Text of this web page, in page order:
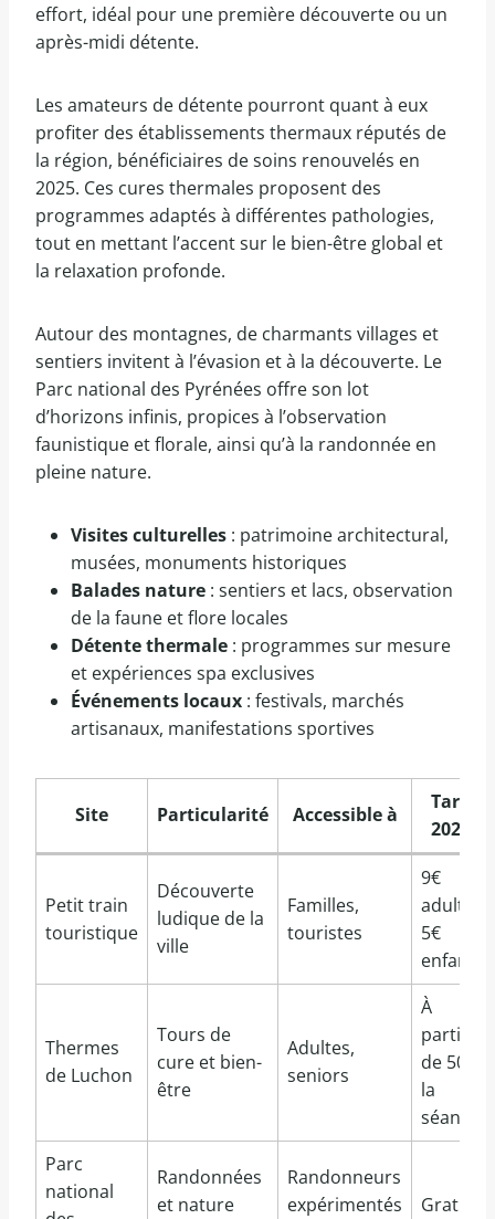
effort, idéal pour une première découverte ou un
après-midi détente.
Les amateurs de détente pourront quant à eux
profiter des établissements thermaux réputés de
la région, bénéficiaires de soins renouvelés en
2025. Ces cures thermales proposent des
programmes adaptés à différentes pathologies,
tout en mettant l’accent sur le bien-être global et
la relaxation profonde.
Autour des montagnes, de charmants villages et
sentiers invitent à l’évasion et à la découverte. Le
Parc national des Pyrénées offre son lot
d’horizons infinis, propices à l’observation
faunistique et florale, ainsi qu’à la randonnée en
pleine nature.
Visites culturelles : patrimoine architectural,
musées, monuments historiques
Balades nature : sentiers et lacs, observation
de la faune et flore locales
Détente thermale : programmes sur mesure
et expériences spa exclusives
Événements locaux : festivals, marchés
artisanaux, manifestations sportives
Site Particularité Accessible à
Tarif
2025
Petit train
touristique
Découverte
ludique de la
ville
Familles,
touristes
9€
adulte,
5€
enfant
Thermes
de Luchon
Tours de
cure et bien-
être
Adultes,
seniors
À
partir
de 50€
la
séance
Parc
national
Randonnées
et nature
Randonneurs
expérimentés
Gratuit